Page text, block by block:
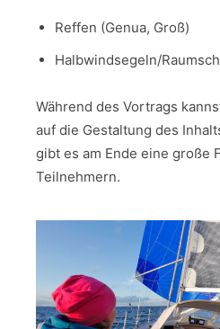
Reffen (Genua, Groß)
Halbwindsegeln/
Während des Vortrags
auf die Gestaltung des
gibt es am Ende eine große
Teilnehmern.